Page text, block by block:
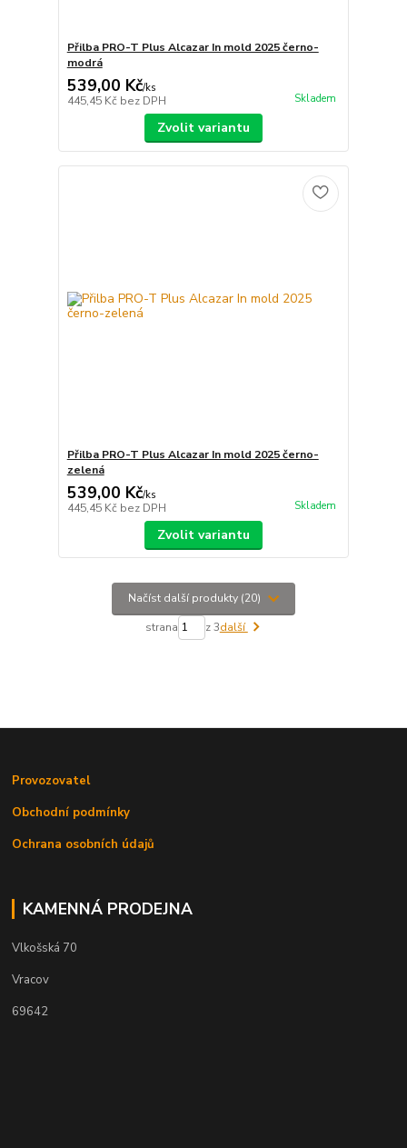
Přilba PRO-T Plus Alcazar In mold 2025 černo-
modrá
539,00 Kč/ks
445,45 Kč bez DPH Skladem
Zvolit variantu
Přilba PRO-T Plus Alcazar In mold 2025 černo-
zelená
539,00 Kč/ks
445,45 Kč bez DPH Skladem
Zvolit variantu
Načíst další produkty (20)
strana z 3další
Provozovatel
Obchodní podmínky
Ochrana osobních údajů
KAMENNÁ PRODEJNA
Vlkošská 70
Vracov
69642